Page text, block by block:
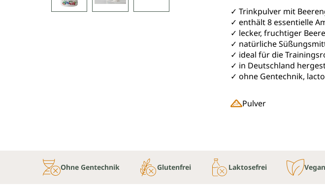
✓ Trinkpulver mit
✓ enthält 8 essentielle
✓ lecker, fruchtiger
✓ natürliche
✓ ideal für die
✓ in Deutschland
✓ ohne Gentechnik,
Pulver
Ohne Gentechnik Glutenfrei Laktosefrei Vegan